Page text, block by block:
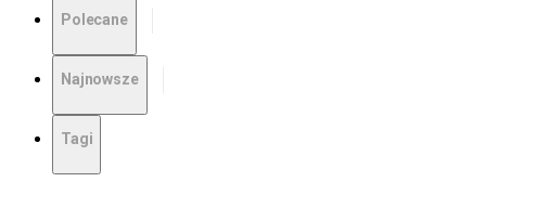
Polecane
Najnowsze
Tagi